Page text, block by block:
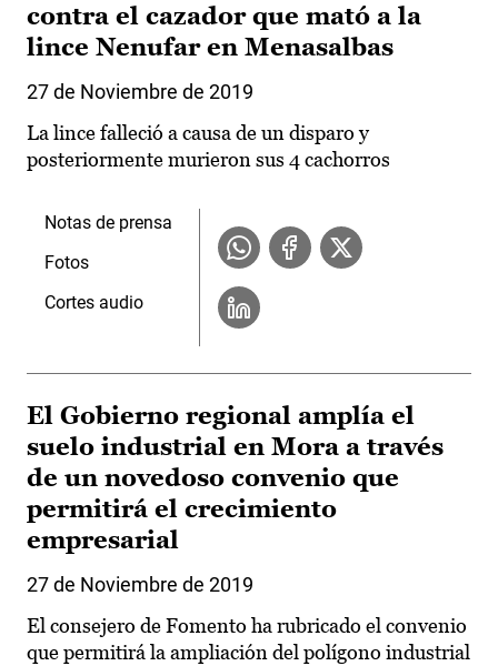
contra el cazador que mató a la
lince Nenufar en Menasalbas
27 de Noviembre de 2019
La lince falleció a causa de un disparo y
posteriormente murieron sus 4 cachorros
Notas de prensa
Fotos
Cortes audio
El Gobierno regional amplía el
suelo industrial en Mora a través
de un novedoso convenio que
permitirá el crecimiento
empresarial
27 de Noviembre de 2019
El consejero de Fomento ha rubricado el convenio
que permitirá la ampliación del polígono industrial